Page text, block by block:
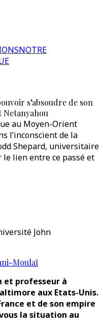
NOTRE
s’absoudre de son
Netanyahou
au Moyen-Orient
l’inconscient de la
Shepard, universitaire
lien entre ce passé et
John
Moulaï
et professeur à
aux Etats-Unis.
et de son empire
la situation au